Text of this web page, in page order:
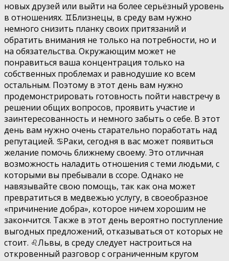
новых друзей или выйти на более серьёзный уровень
в отношениях. ♊️Близнецы, в среду вам нужно
немного снизить планку своих притязаний и
обратить внимания не только на потребности, но и
на обязательства. Окружающим может не
понравиться ваша концентрация только на
собственных проблемах и равнодушие ко всем
остальным. Поэтому в этот день вам нужно
продемонстрировать готовность пойти навстречу в
решении общих вопросов, проявить участие и
заинтересованность и немного забыть о себе. В этот
день вам нужно очень старательно поработать над
репутацией. ♋️Раки, сегодня в вас может появиться
желание помочь ближнему своему. Это отличная
возможность наладить отношения с теми людьми, с
которыми вы пребывали в ссоре. Однако не
навязывайте свою помощь, так как она может
превратиться в медвежью услугу, в своеобразное
«причинение добра», которое ничем хорошим не
закончится. Также в этот день вероятно поступление
выгодных предложений, отказываться от которых не
стоит. ♌️Львы, в среду следует настроиться на
откровенный разговор с ограниченным кругом